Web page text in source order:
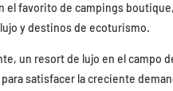
el favorito de campings
y destinos de ecoturismo.
un resort de lujo en el campo
satisfacer la creciente